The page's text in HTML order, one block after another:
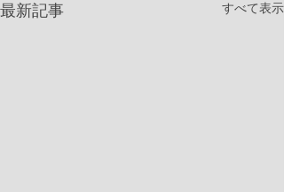
最新記事 すべて表示